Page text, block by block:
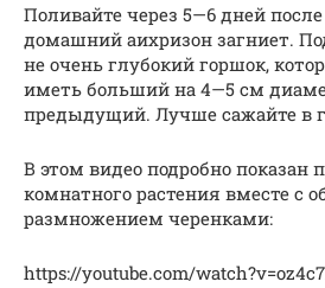
Поливайте через 5—6 дней
домашний аихризон загниет.
не очень глубокий горшок,
иметь больший на 4—5 см
предыдущий. Лучше сажайте в
В этом видео подробно показан
комнатного растения вместе с
размножением черенками:
https://youtube.com/